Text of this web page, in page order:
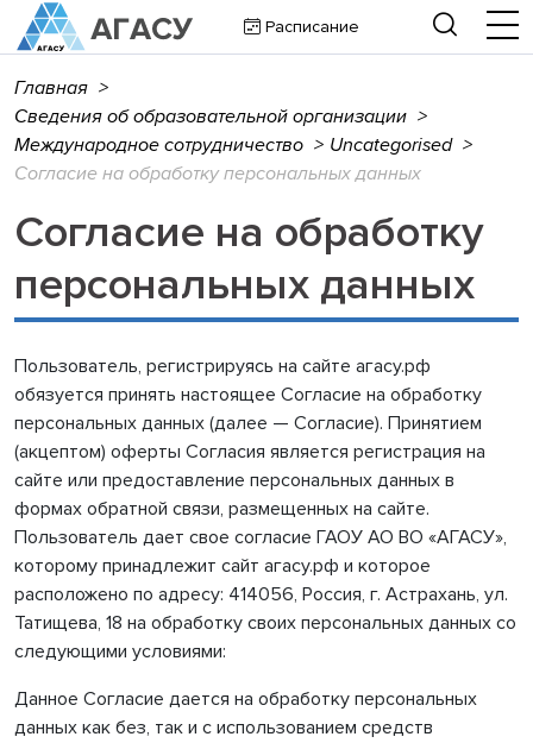
Расписание
Главная >
Сведения об образовательной организации >
Международное сотрудничество > Uncategorised >
Согласие на обработку персональных данных
Согласие на обработку
персональных данных
Пользователь, регистрируясь на сайте агасу.рф
обязуется принять настоящее Согласие на обработку
персональных данных (далее — Согласие). Принятием
(акцептом) оферты Согласия является регистрация на
сайте или предоставление персональных данных в
формах обратной связи, размещенных на сайте.
Пользователь дает свое согласие ГАОУ АО ВО «АГАСУ»,
которому принадлежит сайт агасу.рф и которое
расположено по адресу: 414056, Россия, г. Астрахань, ул.
Татищева, 18 на обработку своих персональных данных со
следующими условиями:
Данное Согласие дается на обработку персональных
данных как без, так и с использованием средств